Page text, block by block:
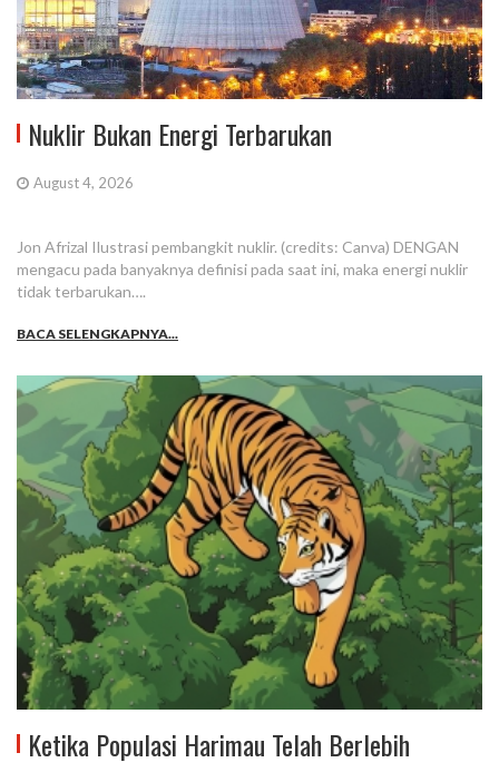
Nuklir Bukan Energi Terbarukan
August 4, 2026
Jon Afrizal Ilustrasi pembangkit nuklir. (credits: Canva) DENGAN
mengacu pada banyaknya definisi pada saat ini, maka energi nuklir
tidak terbarukan….
BACA SELENGKAPNYA...
Ketika Populasi Harimau Telah Berlebih